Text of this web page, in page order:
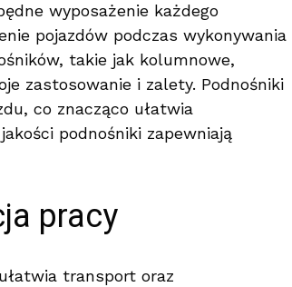
wyposażenie każdego
pojazdów podczas wykonywania
takie jak kolumnowe,
zastosowanie i zalety. Podnośniki
co znacząco ułatwia
podnośniki zapewniają
pracy
transport oraz